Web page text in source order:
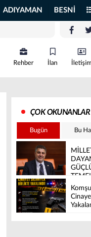
ADIYAMAN BESNİ
Rehber İlan İletişim
ÇOK OKUNANLAR
Bugün Bu